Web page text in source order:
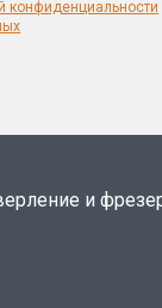
конфиденциальности